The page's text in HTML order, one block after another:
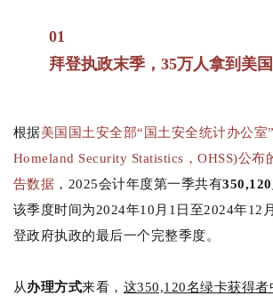
01
拜登执政末季，35万人拿到美
根据美国国土安全部“国土安全统计办公室
Homeland Security Statistics，OHSS)公布
告数据 ，2025会计年度第一季共有
该季度时间为2024年10月1日至2024年12
登政府执政的最后一个完整季度。
从办理方式来看， 这350,120名绿卡获得者